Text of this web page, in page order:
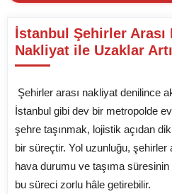
İstanbul Şehirler
Nakliyat ile Uzaklar
Şehirler arası nakliyat denilince
İstanbul gibi dev bir metropolde
şehre taşınmak, lojistik açıdan
bir süreçtir. Yol uzunluğu, şehirler
hava durumu ve taşıma
bu süreci zorlu hâle getirebilir.